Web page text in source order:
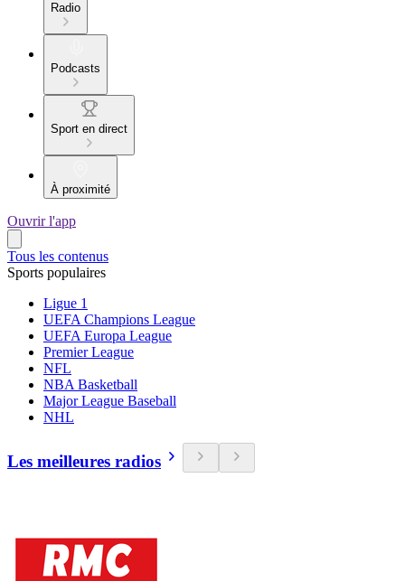
Radio
Podcasts
Sport en direct
À proximité
Ouvrir l'app
Tous les contenus
Sports populaires
Ligue 1
UEFA Champions League
UEFA Europa League
Premier League
NFL
NBA Basketball
Major League Baseball
NHL
Les meilleures radios